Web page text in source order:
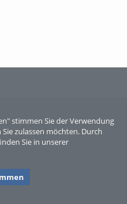
stimmen Sie der Verwendung
zulassen möchten. Durch
Sie in unserer
Sperber